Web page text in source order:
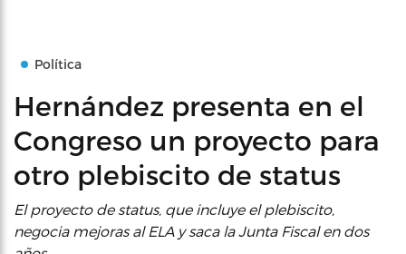
Política
Hernández presenta en el
Congreso un proyecto para
otro plebiscito de status
El proyecto de status, que incluye el plebiscito,
negocia mejoras al ELA y saca la Junta Fiscal en dos